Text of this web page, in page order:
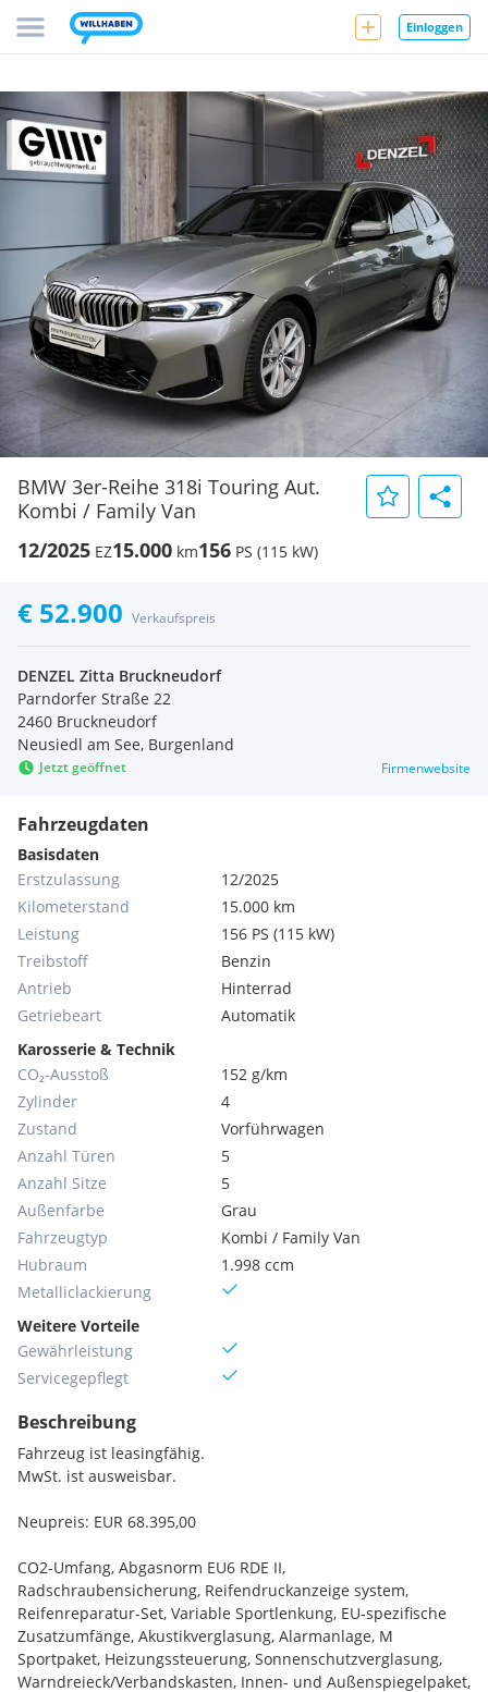
Einloggen
BMW 3er-Reihe 318i Touring Aut.
Kombi / Family Van
12/2025 EZ15.000 km156 PS (115 kW)
€ 52.900 Verkaufspreis
DENZEL Zitta Bruckneudorf
Parndorfer Straße 22
2460 Bruckneudorf
Neusiedl am See, Burgenland
Jetzt geöffnet Firmenwebsite
Fahrzeugdaten
Basisdaten
Erstzulassung
12/2025
Kilometerstand
15.000 km
Leistung
156 PS (115 kW)
Treibstoff
Benzin
Antrieb
Hinterrad
Getriebeart
Automatik
Karosserie & Technik
CO₂-Ausstoß
152 g/km
Zylinder
4
Zustand
Vorführwagen
Anzahl Türen
5
Anzahl Sitze
5
Außenfarbe
Grau
Fahrzeugtyp
Kombi / Family Van
Hubraum
1.998 ccm
Metallic­lackierung
Weitere Vorteile
Gewährleistung
Servicegepflegt
Beschreibung
Fahrzeug ist leasingfähig.
MwSt. ist ausweisbar.
Neupreis: EUR 68.395,00
CO2-Umfang, Abgasnorm EU6 RDE II,
Radschraubensicherung, Reifendruckanzeige system,
Reifenreparatur-Set, Variable Sportlenkung, EU-spezifische
Zusatzumfänge, Akustikverglasung, Alarmanlage, M
Sportpaket, Heizungssteuerung, Sonnenschutzverglasung,
Warndreieck/Verbandskasten, Innen- und Außenspiegelpaket,